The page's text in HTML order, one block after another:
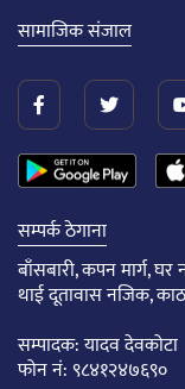
सामाजिक संजाल
सम्पर्क ठेगाना
बाँसबारी, कपन मार्ग, घर
थाई दूतावास नजिक,
सम्पादक: यादव देवकोटा
फोन नं: ९८४१२४७६९०